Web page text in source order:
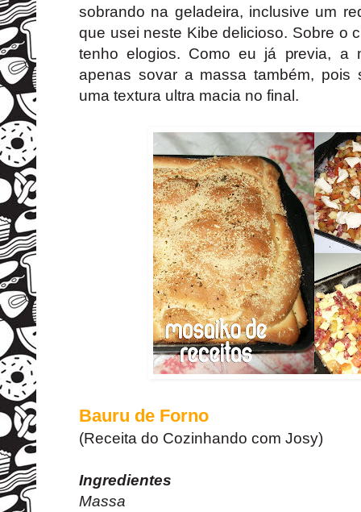
sobrando na geladeira, inclusive um
que usei neste Kibe delicioso. Sobre o
tenho elogios. Como eu já previa, a
apenas sovar a massa também, pois
uma textura ultra macia no final.
Bauru de Forno
(Receita do Cozinhando com Josy)
Ingredientes
Massa